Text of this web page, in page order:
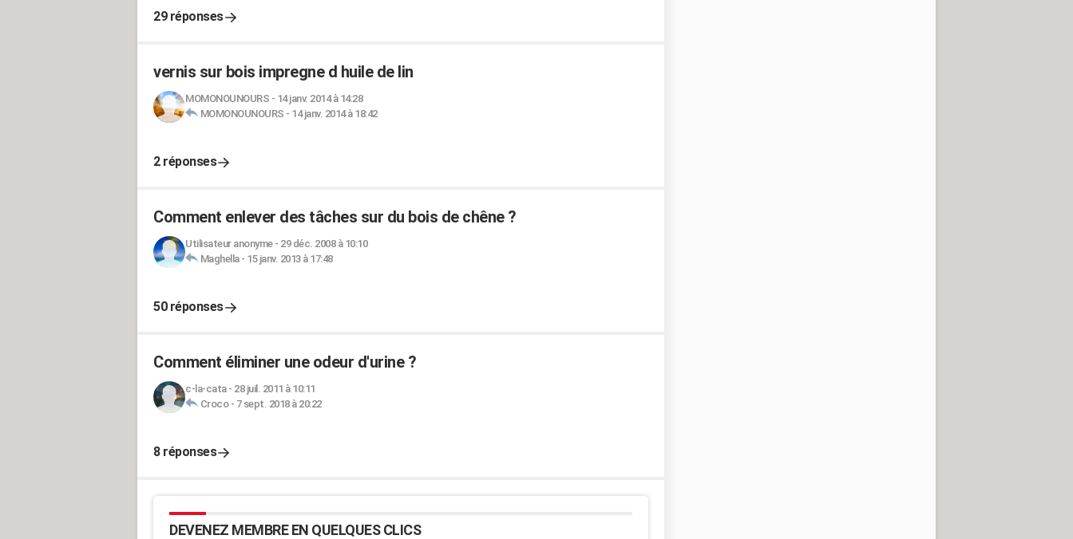
29 réponses
vernis sur bois impregne d huile de lin
MOMONOUNOURS - 14 janv. 2014 à 14:28
MOMONOUNOURS - 14 janv. 2014 à 18:42
2 réponses
Comment enlever des tâches sur du bois de chêne ?
Utilisateur anonyme- 29 déc. 2008 à 10:10
Maghella- 15 janv. 2013 à 17:48
50 réponses
Comment éliminer une odeur d'urine ?
c-la-cata- 28 juil. 2011 à 10:11
Croco- 7 sept. 2018 à 20:22
8 réponses
DEVENEZ MEMBRE EN QUELQUES CLICS